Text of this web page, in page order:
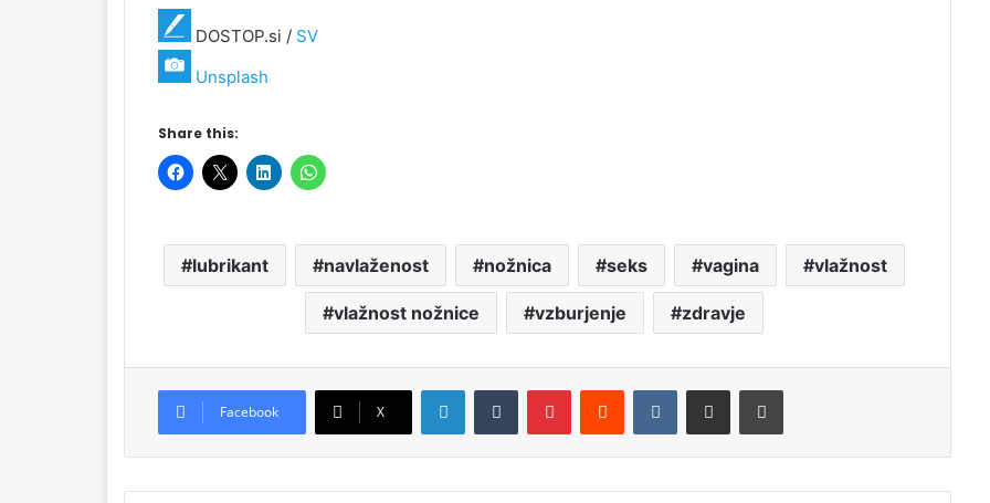
DOSTOP.si / SV
Unsplash
Share this:
lubrikant navlaženost nožnica seks vagina vlažnost
vlažnost nožnice vzburjenje zdravje
Facebook X
Zakaj po kopanju ne bi smeli
ostati v mokrih kopalkah?
Dobra hidracija varuje telo v
vročih dneh
Kako krema za sončenje resnično